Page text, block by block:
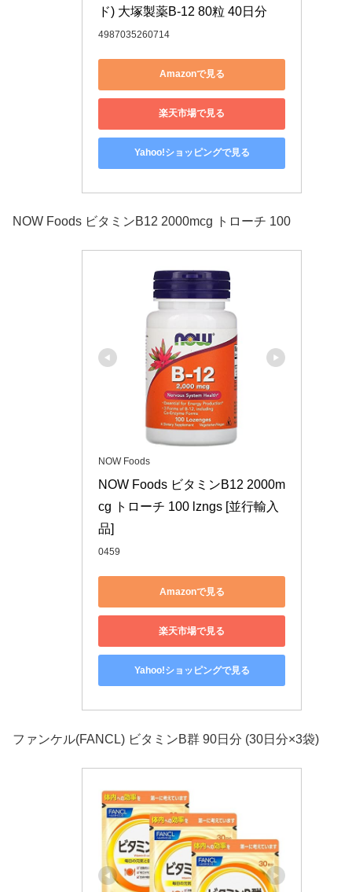
ド) 大塚製薬B-12 80粒 40日分
4987035260714
Amazonで見る
楽天市場で見る
Yahoo!ショッピングで見る
NOW Foods ビタミンB12 2000mcg トローチ 100
NOW Foods
NOW Foods ビタミンB12 2000m
cg トローチ 100 lzngs [並行輸入
品]
0459
Amazonで見る
楽天市場で見る
Yahoo!ショッピングで見る
ファンケル(FANCL) ビタミンB群 90日分 (30日分×3袋)